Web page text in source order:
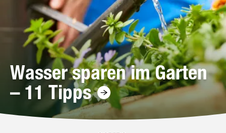
Service
Unternehmen
Wasser sparen im Garten
– 11 Tipps